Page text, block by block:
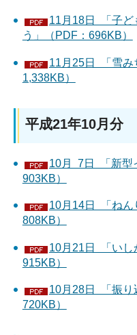
11月18日 「子ど
う」（PDF：696KB）
11月25日 「雪み
1,338KB）
平成21年10月分
10月 7日 「新型
903KB）
10月14日 「ねん
808KB）
10月21日 「いし
915KB）
10月28日 「振り
720KB）